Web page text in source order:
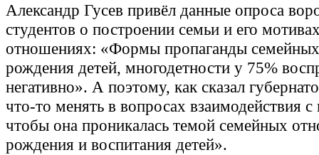
Александр Гусев привёл данные опроса
студентов о построении семьи и его
отношениях: «Формы пропаганды
рождения детей, многодетности у 75%
негативно». А поэтому, как сказал
что-то менять в вопросах взаимодействия
чтобы она проникалась темой семейных
рождения и воспитания детей».